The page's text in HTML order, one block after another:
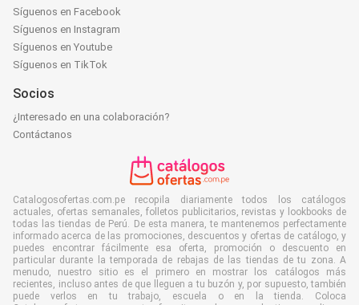
Síguenos en Facebook
Síguenos en Instagram
Síguenos en Youtube
Síguenos en TikTok
Socios
¿Interesado en una colaboración?
Contáctanos
Catalogosofertas.com.pe recopila diariamente todos los catálogos
actuales, ofertas semanales, folletos publicitarios, revistas y lookbooks de
todas las tiendas de Perú. De esta manera, te mantenemos perfectamente
informado acerca de las promociones, descuentos y ofertas de catálogo, y
puedes encontrar fácilmente esa oferta, promoción o descuento en
particular durante la temporada de rebajas de las tiendas de tu zona. A
menudo, nuestro sitio es el primero en mostrar los catálogos más
recientes, incluso antes de que lleguen a tu buzón y, por supuesto, también
puede verlos en tu trabajo, escuela o en la tienda. Coloca